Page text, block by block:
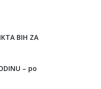
BIH ZA
– po